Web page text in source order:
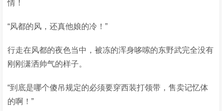
情！
“风都的风，还真他娘的冷！”
行走在风都的夜色当中，被冻的浑身哆嗦的东野武完全没有
刚刚潇洒帅气的样子。
“到底是哪个傻吊规定的必须要穿西装打领带，售卖记忆体
的啊！”